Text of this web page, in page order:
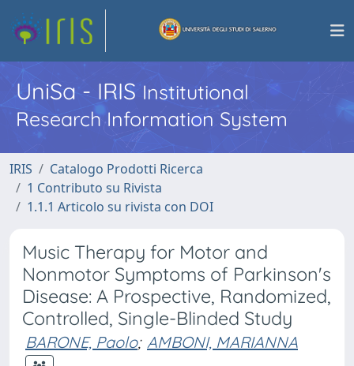
UniSa - IRISInstitutional
Research Information System
IRIS
Catalogo Prodotti Ricerca
1 Contributo su Rivista
1.1.1 Articolo su rivista con DOI
Music Therapy for Motor and
Nonmotor Symptoms of Parkinson's
Disease: A Prospective, Randomized,
Controlled, Single-Blinded Study
BARONE, Paolo; AMBONI, MARIANNA